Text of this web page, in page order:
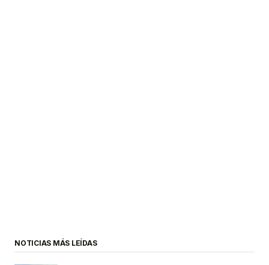
NOTICIAS MÁS LEÍDAS